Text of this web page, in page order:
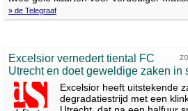
» de Telegraaf
Excelsior vernedert tiental FC
Utrecht en doet geweldige zaken in
Excelsior heeft uitstekende
degradatiestrijd met een